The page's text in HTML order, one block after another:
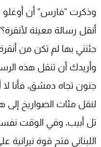
وذكرت "فارس" أن أوغلو
أنقل رسالة معينة
جئتني بها لم تكن من
وأريدك أن تنقل هذه
جنون تجاه دمشق، فأنا
لنقل مئات الصواريخ
تل أبيب، وفي الوقت
اللبناني فتح قوة